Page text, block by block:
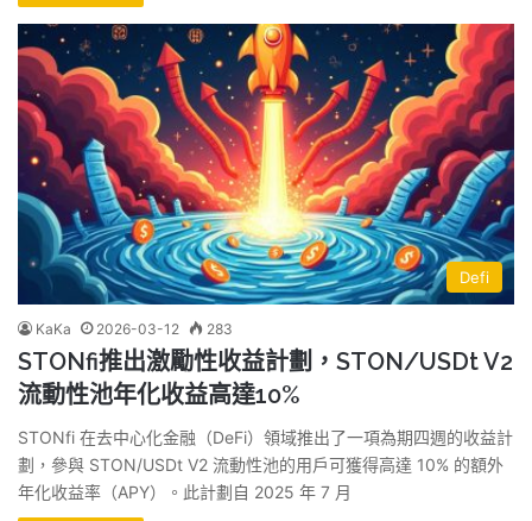
Defi
KaKa 2026-03-12 283
STONfi推出激勵性收益計劃，STON/USDt V2
流動性池年化收益高達10%
STONfi 在去中心化金融（DeFi）領域推出了一項為期四週的收益計
劃，參與 STON/USDt V2 流動性池的用戶可獲得高達 10% 的額外
年化收益率（APY）。此計劃自 2025 年 7 月